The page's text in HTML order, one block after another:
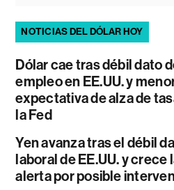
NOTICIAS DEL DÓLAR HOY
Dólar cae tras débil dato
empleo en EE.UU. y
expectativa de alza de
la Fed
Yen avanza tras el débil
laboral de EE.UU. y crece
alerta por posible